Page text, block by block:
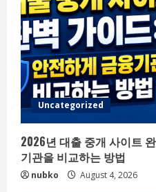
Uncategorized
2026년 대출 중개 사이트
기관을 비교하는 방법
nubko August 4, 2026